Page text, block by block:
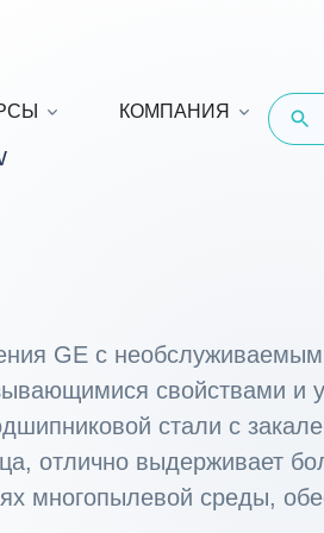
КОМПАНИЯ
GE с
свойствами и
стали с
отлично выдерживает
многопылевой среды,